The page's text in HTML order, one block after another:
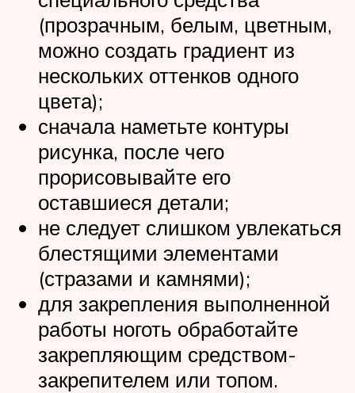
(прозрачным, белым, цветным,
можно создать градиент из
нескольких оттенков одного
цвета);
сначала наметьте контуры
рисунка, после чего
прорисовывайте его
оставшиеся детали;
не следует слишком увлекаться
блестящими элементами
(стразами и камнями);
для закрепления выполненной
работы ноготь обработайте
закрепляющим средством-
закрепителем или топом.